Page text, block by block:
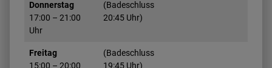
Donnerstag
17:00 – 21:00
Uhr
(Badeschluss
20:45 Uhr)
Freitag
15:00 – 20:00
(Badeschluss
19:45 Uhr)